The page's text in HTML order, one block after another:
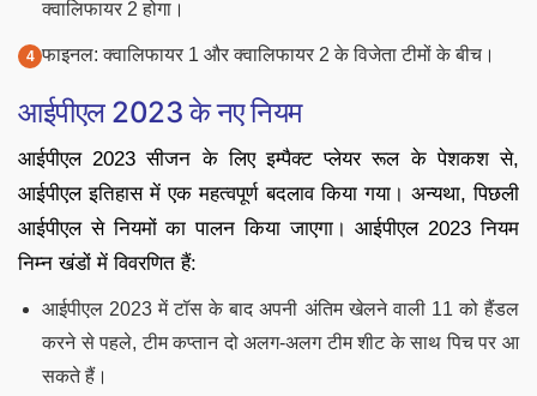
क्वालिफायर 2 होगा।
फाइनल: क्वालिफायर 1 और क्वालिफायर 2 के विजेता टीमों के बीच।
आईपीएल 2023 के नए नियम
आईपीएल 2023 सीजन के लिए इम्पैक्ट प्लेयर रूल के पेशकश से,
आईपीएल इतिहास में एक महत्वपूर्ण बदलाव किया गया। अन्यथा, पिछली
आईपीएल से नियमों का पालन किया जाएगा। आईपीएल 2023 नियम
निम्न खंडों में विवरणित हैं:
आईपीएल 2023 में टॉस के बाद अपनी अंतिम खेलने वाली 11 को हैंडल
करने से पहले, टीम कप्तान दो अलग-अलग टीम शीट के साथ पिच पर आ
सकते हैं।